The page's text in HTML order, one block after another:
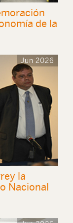
de la
Jun 2026
la
Nacional